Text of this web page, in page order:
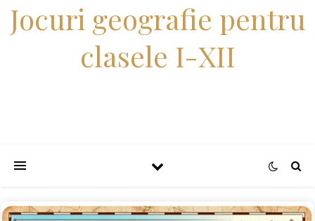
Jocuri geografie pentru
clasele I-XII